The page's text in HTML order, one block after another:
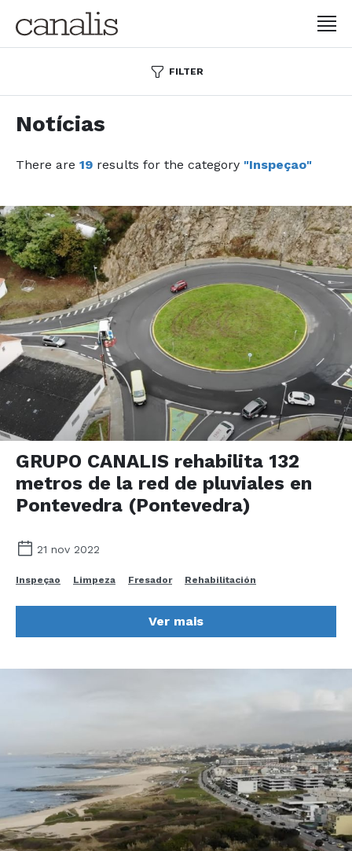
FILTER
Notícias
There are 19 results for the category "Inspeçao"
GRUPO CANALIS rehabilita 132
metros de la red de pluviales en
Pontevedra (Pontevedra)
21 nov 2022
Inspeçao Limpeza Fresador Rehabilitación
Ver mais